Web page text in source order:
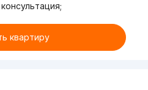
квартиру